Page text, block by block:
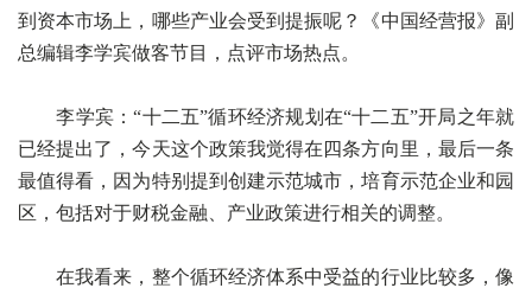
到资本市场上，哪些产业会受到提振呢？《中国经营报》副
总编辑李学宾做客节目，点评市场热点。
李学宾：“十二五”循环经济规划在“十二五”开局之年就
已经提出了，今天这个政策我觉得在四条方向里，最后一条
最值得看，因为特别提到创建示范城市，培育示范企业和园
区，包括对于财税金融、产业政策进行相关的调整。
在我看来，整个循环经济体系中受益的行业比较多，像